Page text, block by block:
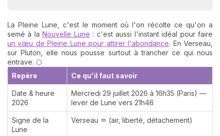
La Pleine Lune, c'est le moment où l'on récolte ce qu'on a
semé à laNouvelle Lune : c'est aussi l'instant idéal pour faire
un vœu de Pleine Lune pour attirer l'abondance. En Verseau,
sur Pluton, elle nous pousse surtout à trancher ce qui nous
entrave. 🌕
Repère
Ce qu'il faut savoir
Date & heure
2026
Mercredi 29 juillet 2026 à 16h35 (Paris) —
lever de Lune vers 21h46
Signe de la
Lune
Verseau ♒ (air, liberté, détachement)